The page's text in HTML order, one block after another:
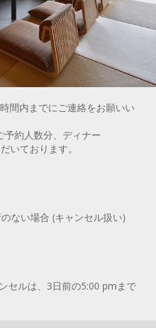
間内までにご連絡をお願いい
約人数分、ディナー
いております。
ない場合 (キャンセル扱い)
セルは、3日前の5:00 pmまで